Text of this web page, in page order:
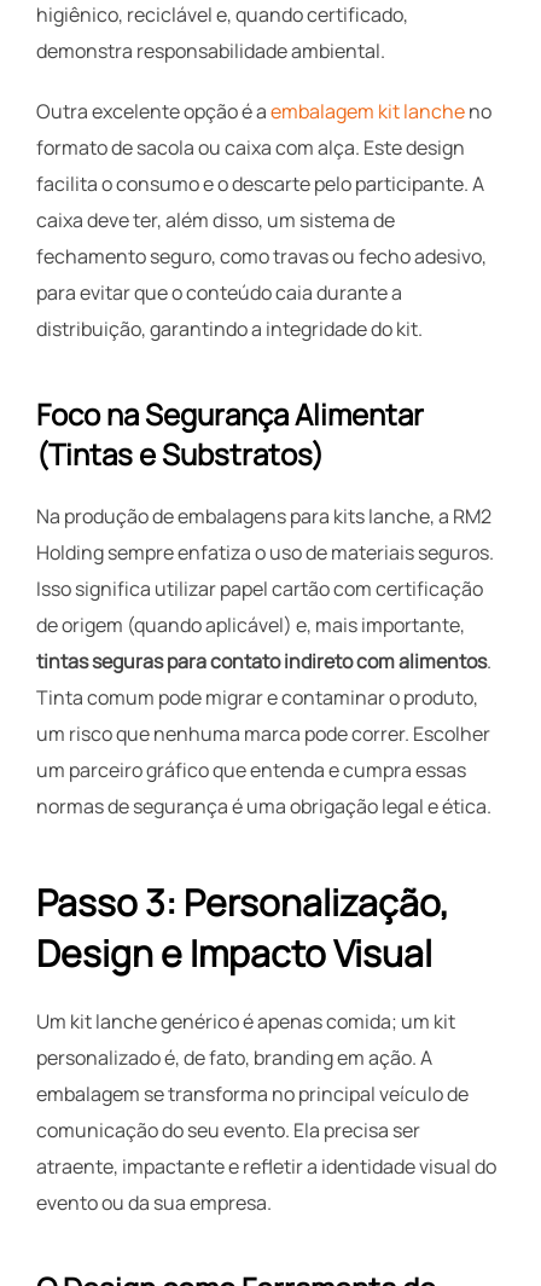
higiênico, reciclável e, quando certificado,
demonstra responsabilidade ambiental.
Outra excelente opção é aembalagem kit lancheno
formato de sacola ou caixa com alça. Este design
facilita o consumo e o descarte pelo participante. A
caixa deve ter, além disso, um sistema de
fechamento seguro, como travas ou fecho adesivo,
para evitar que o conteúdo caia durante a
distribuição, garantindo a integridade do kit.
Foco na Segurança Alimentar
(Tintas e Substratos)
Na produção de embalagens para kits lanche, a RM2
Holding sempre enfatiza o uso de materiais seguros.
Isso significa utilizar papel cartão com certificação
de origem (quando aplicável) e, mais importante,
tintas seguras para contato indireto com alimentos.
Tinta comum pode migrar e contaminar o produto,
um risco que nenhuma marca pode correr. Escolher
um parceiro gráfico que entenda e cumpra essas
normas de segurança é uma obrigação legal e ética.
Passo 3: Personalização,
Design e Impacto Visual
Um kit lanche genérico é apenas comida; um kit
personalizado é, de fato, branding em ação. A
embalagem se transforma no principal veículo de
comunicação do seu evento. Ela precisa ser
atraente, impactante e refletir a identidade visual do
evento ou da sua empresa.